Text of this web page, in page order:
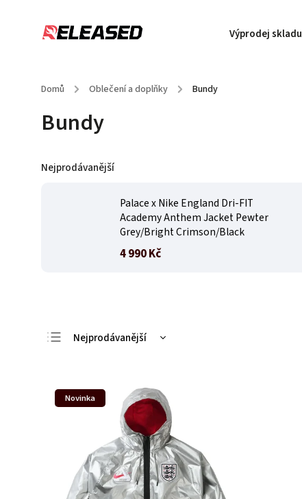
Výprodej skladu
Domů / Oblečení a doplňky / Bundy
Bundy
Nejprodávanější
Palace x Nike England Dri-FIT
Academy Anthem Jacket Pewter
Grey/Bright Crimson/Black
4 990 Kč
Nejprodávanější
Abecedně
Novinka